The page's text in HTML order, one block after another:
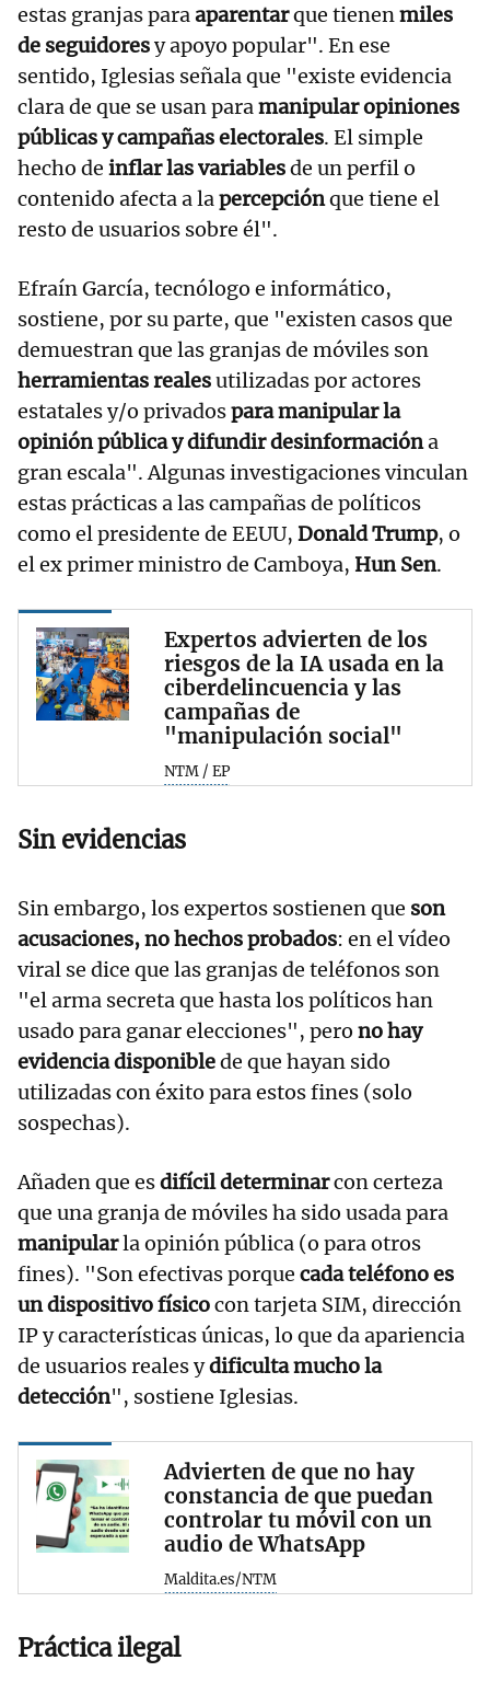
estas granjas paraaparentarque tienenmiles
de seguidoresy apoyo popular". En ese
sentido, Iglesias señala que "existe evidencia
clara de que se usan paramanipular opiniones
públicas y campañas electorales. El simple
hecho de inflar las variablesde un perfil o
contenido afecta a lapercepciónque tiene el
resto de usuarios sobre él".
Efraín García, tecnólogo e informático,
sostiene, por su parte, que "existen casos que
demuestran que las granjas de móviles son
herramientas realesutilizadas por actores
estatales y/o privadospara manipular la
opinión pública y difundir desinformacióna
gran escala". Algunas investigaciones vinculan
estas prácticas a las campañas de políticos
como el presidente de EEUU, Donald Trump, o
el ex primer ministro de Camboya, Hun Sen.
Expertos advierten de los
riesgos de la IA usada en la
ciberdelincuencia y las
campañas de
"manipulación social"
NTM / EP
Sin evidencias
Sin embargo, los expertos sostienen que son
acusaciones, no hechos probados: en el vídeo
viral se dice que las granjas de teléfonos son
"el arma secreta que hasta los políticos han
usado para ganar elecciones", pero no hay
evidencia disponiblede que hayan sido
utilizadas con éxito para estos fines (solo
sospechas).
Añaden que esdifícil determinarcon certeza
que una granja de móviles ha sido usada para
manipularla opinión pública (o para otros
fines). "Son efectivas porque cada teléfono es
un dispositivo físicocon tarjeta SIM, dirección
IP y características únicas, lo que da apariencia
de usuarios reales ydificulta mucho la
detección", sostiene Iglesias.
Advierten de que no hay
constancia de que puedan
controlar tu móvil con un
audio de WhatsApp
Maldita.es/NTM
Práctica ilegal